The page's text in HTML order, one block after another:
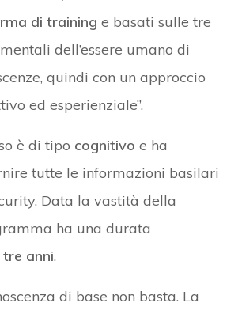
di training e basati sulle tre
dell’essere umano di
quindi con un approccio
ed esperienziale”.
è di tipo cognitivo e ha
tutte le informazioni basilari
Data la vastità della
ha una durata
tre anni.
di base non basta. La